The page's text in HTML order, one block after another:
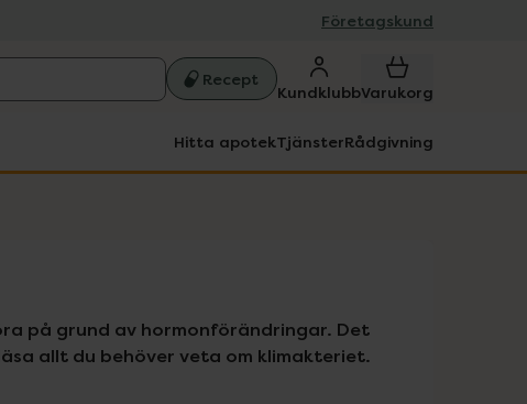
Företagskund
Recept
KundklubbVarukorg
Hitta apotekTjänsterRådgivning
på grund av hormonförändringar. Det
allt du behöver veta om klimakteriet.